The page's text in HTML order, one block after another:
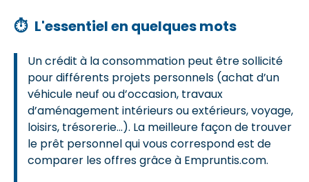
⏱ L'essentiel en quelques mots
Un crédit à la consommation peut être sollicité
pour différents projets personnels (achat d’un
véhicule neuf ou d’occasion, travaux
d’aménagement intérieurs ou extérieurs, voyage,
loisirs, trésorerie...). La meilleure façon de trouver
le prêt personnel qui vous correspond est de
comparer les offres grâce à Empruntis.com.